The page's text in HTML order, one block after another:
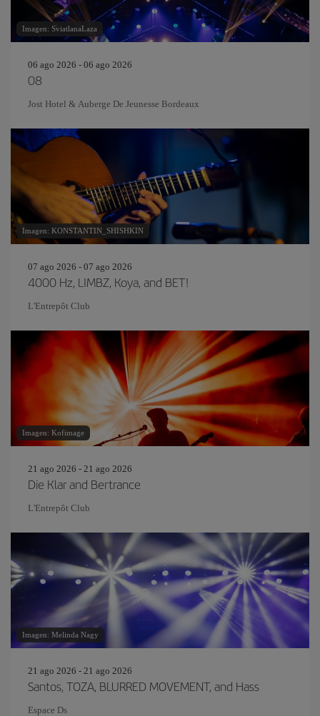
Imagen: SviatlanaLaza
06 ago 2026 - 06 ago 2026
08
Jost Hotel & Auberge De Jeunesse Bordeaux
Imagen: KONSTANTIN_SHISHKIN
07 ago 2026 - 07 ago 2026
4000 Hz, LIMBZ, Koya, and BET!
L'Entrepôt Club
Imagen: Kofimage
21 ago 2026 - 21 ago 2026
Die Klar and Bertrance
L'Entrepôt Club
Imagen: Melinda Nagy
21 ago 2026 - 21 ago 2026
Santos, TOZA, BLURRED MOVEMENT, and Hass
Espace Ds